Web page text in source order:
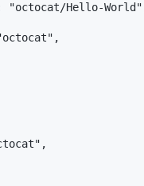
Hello-